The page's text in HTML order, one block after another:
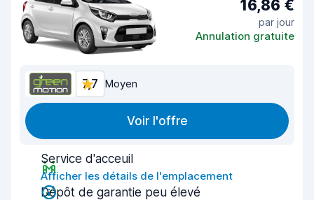
16,86 €
par jour
Annulation gratuite
7,7 Moyen
Voir l'offre
Service d'acceuil
Afficher les détails de l'emplacement
Dépôt de garantie peu élevé